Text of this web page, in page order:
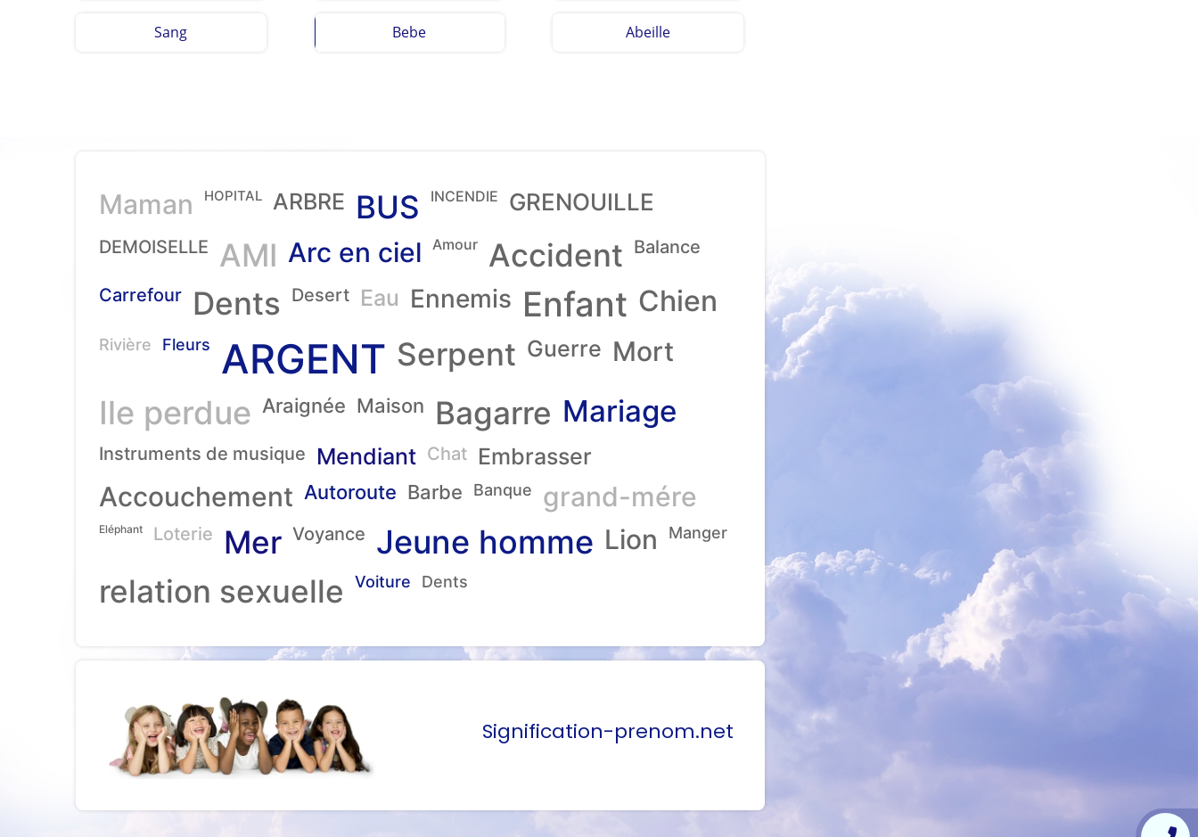
Sang Bebe Abeille
Maman HOPITAL ARBRE BUS INCENDIE GRENOUILLE
DEMOISELLE AMI Arc en ciel Amour Accident Balance
Carrefour Dents Desert Eau Ennemis Enfant Chien
Rivière Fleurs ARGENT Serpent Guerre Mort
Ile perdue Araignée Maison Bagarre Mariage
Instruments de musique Mendiant Chat Embrasser
Accouchement Autoroute Barbe Banque grand-mére
Eléphant Loterie Mer Voyance Jeune homme Lion Manger
relation sexuelle Voiture Dents
Signification-prenom.net